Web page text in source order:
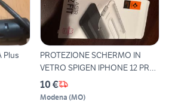
Plus
PROTEZIONE SCHERMO IN
VETRO SPIGEN IPHONE 12 PRO
M
10 €
Modena (MO)